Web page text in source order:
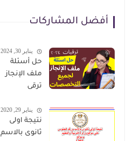
أفضل المشاركات
يناير 30, 2024
حل أسئلة
ملف الإنجاز
ترقى
2024 صالح
لجميع
التخصصات
يناير 29, 2020
نتيجة اولى
ثانوى بالاسم